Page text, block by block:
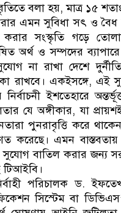
বলা হয়, মাত্র ১৫
এমন সুবিধা সৎ ও
করার সংস্কৃতি গড়ে
অর্থ ও সম্পদের
না রাখা দেশে
রাখবে। একইসঙ্গে, এই
ইশতেহারে
যে অঙ্গীকার, যা
পুনরাবৃত্তি করে
করেছে। এমন
সুযোগ বাতিল করার জন্য
টিআইবি।
পরিচালক ড.
সিস্টেম বা